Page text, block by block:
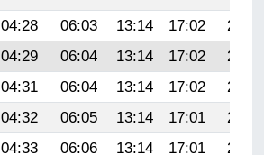
04:28 06:03 13:14 17:02
20:15
04:29 06:04 13:14 17:02
20:14
04:31 06:04 13:14 17:02
20:13
04:32 06:05 13:14 17:01
20:12
04:33 06:06 13:14 17:01
20:11